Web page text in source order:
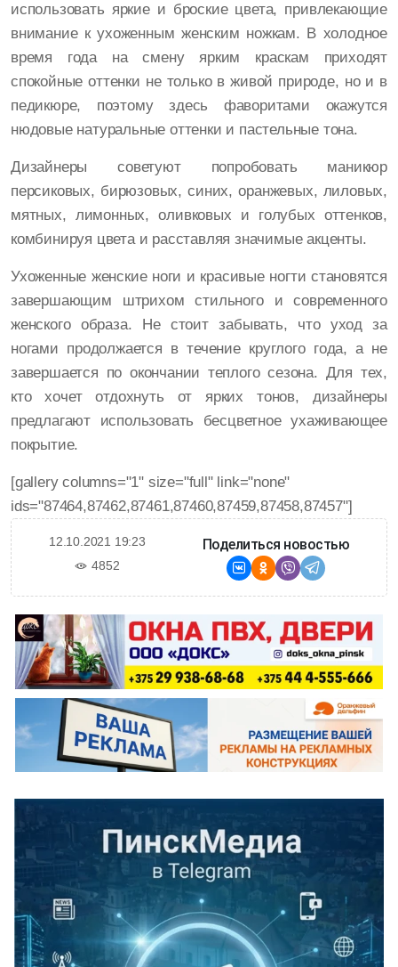
использовать яркие и броские цвета, привлекающие
внимание к ухоженным женским ножкам. В холодное
время года на смену ярким краскам приходят
спокойные оттенки не только в живой природе, но и в
педикюре, поэтому здесь фаворитами окажутся
нюдовые натуральные оттенки и пастельные тона.
Дизайнеры советуют попробовать маникюр
персиковых, бирюзовых, синих, оранжевых, лиловых,
мятных, лимонных, оливковых и голубых оттенков,
комбинируя цвета и расставляя значимые акценты.
Ухоженные женские ноги и красивые ногти становятся
завершающим штрихом стильного и современного
женского образа. Не стоит забывать, что уход за
ногами продолжается в течение круглого года, а не
завершается по окончании теплого сезона. Для тех,
кто хочет отдохнуть от ярких тонов, дизайнеры
предлагают использовать бесцветное ухаживающее
покрытие.
[gallery columns="1" size="full" link="none"
ids="87464,87462,87461,87460,87459,87458,87457"]
12.10.2021 19:23
4852
Поделиться новостью